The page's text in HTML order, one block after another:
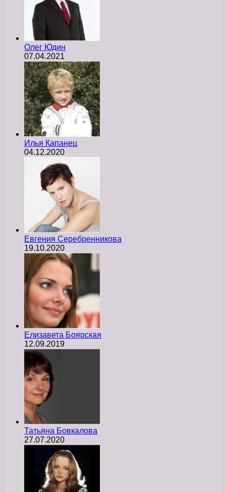
Олег Юдин
07.04.2021
Илья Капанец
04.12.2020
Евгения Серебренникова
19.10.2020
Елизавета Боярская
12.09.2019
Татьяна Бовкалова
27.07.2020